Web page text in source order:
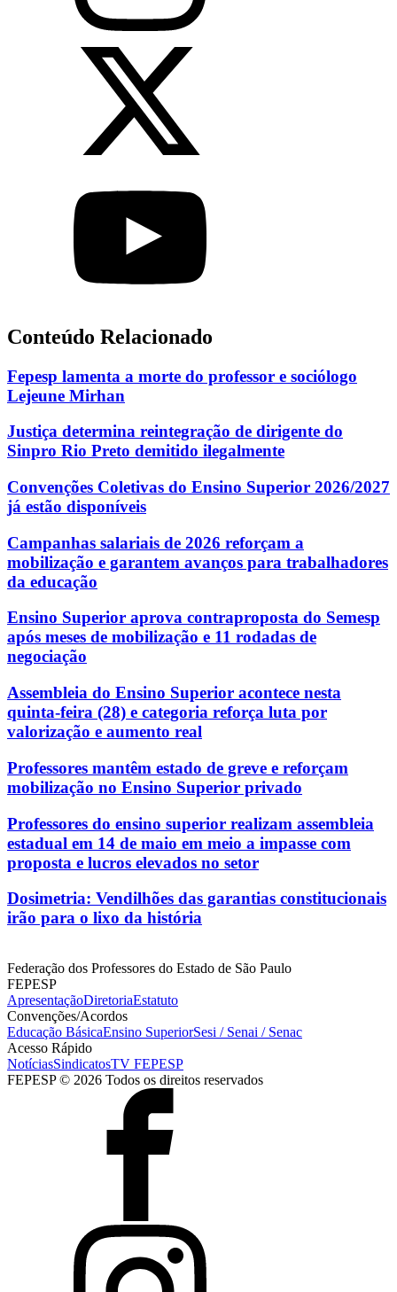
Conteúdo Relacionado
Fepesp lamenta a morte do professor e sociólogo
Lejeune Mirhan
Justiça determina reintegração de dirigente do
Sinpro Rio Preto demitido ilegalmente
Convenções Coletivas do Ensino Superior 2026/2027
já estão disponíveis
Campanhas salariais de 2026 reforçam a
mobilização e garantem avanços para trabalhadores
da educação
Ensino Superior aprova contraproposta do Semesp
após meses de mobilização e 11 rodadas de
negociação
Assembleia do Ensino Superior acontece nesta
quinta-feira (28) e categoria reforça luta por
valorização e aumento real
Professores mantêm estado de greve e reforçam
mobilização no Ensino Superior privado
Professores do ensino superior realizam assembleia
estadual em 14 de maio em meio a impasse com
proposta e lucros elevados no setor
Dosimetria: Vendilhões das garantias constitucionais
irão para o lixo da história
Federação dos Professores do Estado de São Paulo
FEPESP
ApresentaçãoDiretoriaEstatuto
Convenções/Acordos
Educação BásicaEnsino SuperiorSesi / Senai / Senac
Acesso Rápido
NotíciasSindicatosTV FEPESP
FEPESP © 2026 Todos os direitos reservados